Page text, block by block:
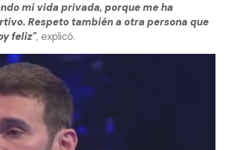
mi vida privada, porque me ha
Respeto también a otra persona que
feliz", explicó.